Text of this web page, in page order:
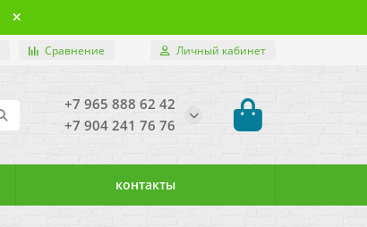
Сравнение Личный кабинет
+7 965 888 62 42
+7 904 241 76 76
контакты